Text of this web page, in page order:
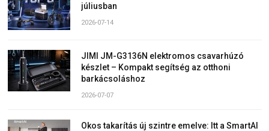
júliusban
2026-07-14
JIMI JM-G3136N elektromos csavarhúzó
készlet – Kompakt segítség az otthoni
barkácsoláshoz
2026-07-07
Okos takarítás új szintre emelve: Itt a SmartAI